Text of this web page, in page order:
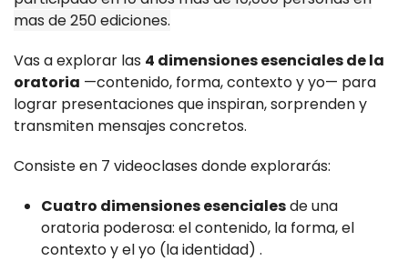
mas de 250 ediciones.
Vas a explorar las 4 dimensiones esenciales de la
oratoria —contenido, forma, contexto y yo— para
lograr presentaciones que inspiran, sorprenden y
transmiten mensajes concretos.
Consiste en 7 videoclases donde explorarás:
Cuatro dimensiones esencialesde una
oratoria poderosa: el contenido, la forma, el
contexto y el yo (la identidad) .